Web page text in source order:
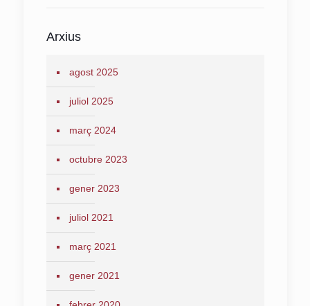
Arxius
agost 2025
juliol 2025
març 2024
octubre 2023
gener 2023
juliol 2021
març 2021
gener 2021